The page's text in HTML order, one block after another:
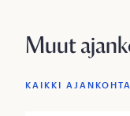
Muut
KAIKKI